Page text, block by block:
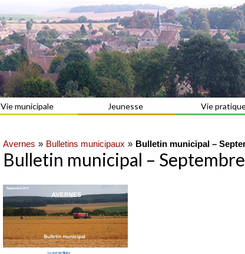
Vie municipale Jeunesse Vie
Avernes Bulletins municipaux Bulletin municipal –
Bulletin municipal –